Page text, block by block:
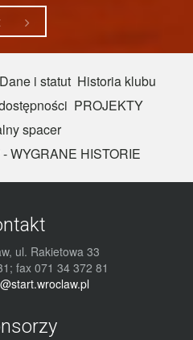
Dane i statut Historia klubu
PROJEKTY
spacer
WYGRANE HISTORIE
ul. Rakietowa 33
fax 071 34 372 81